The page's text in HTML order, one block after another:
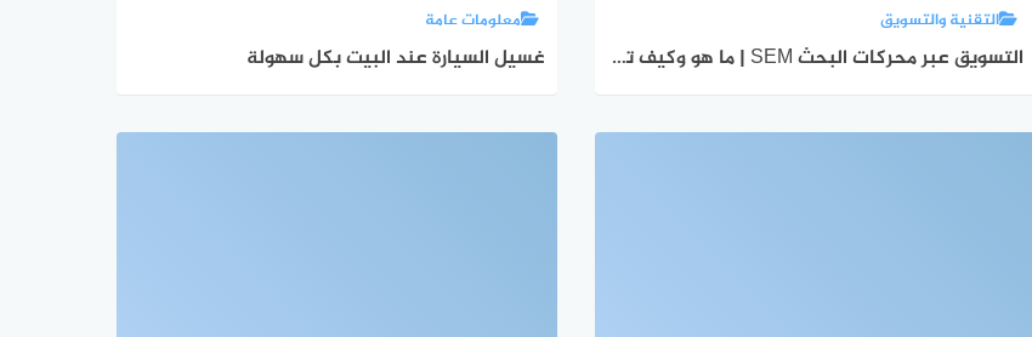
معلومات عامة
غسيل السيارة عند البيت بكل سهولة
التقنية والتسويق
التسويق عبر محركات البحث SEM | ما هو وكيف تنجح فيه؟